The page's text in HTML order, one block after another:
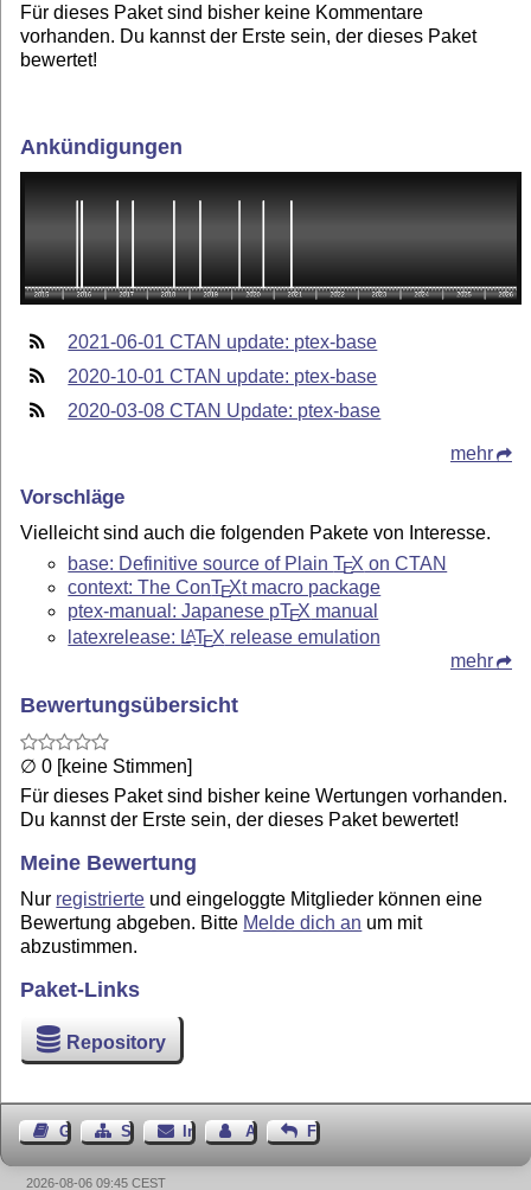
Für dieses Paket sind bisher keine Kommentare
vorhanden. Du kannst der Erste sein, der dieses Paket
bewertet!
Ankündigungen
2021-06-01 CTAN update: ptex-base
2020-10-01 CTAN update: ptex-base
2020-03-08 CTAN Update: ptex-base
mehr
Vorschläge
Vielleicht sind auch die folgenden Pakete von Interesse.
base: Definitive source of PlainTEX on CTAN
context: The ConTEXt macro package
ptex-manual: Japanese pTEX manual
latexrelease: LATEX release emulation
mehr
Bewertungsübersicht
∅ 0 [keine Stimmen]
Für dieses Paket sind bisher keine Wertungen vorhanden.
Du kannst der Erste sein, der dieses Paket bewertet!
Meine Bewertung
Nur registrierte und eingeloggte Mitglieder können eine
Bewertung abgeben. Bitte Melde dich an um mit
abzustimmen.
Paket-Links
Repository
GästebuchSeiten-Struktur
ImpressumAutor kontaktieren
Feedback
2026-08-06 09:45 CEST